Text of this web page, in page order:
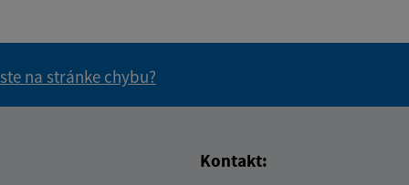
na stránke chybu?
Kontakt: